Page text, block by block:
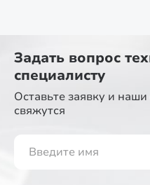
Задать вопрос
специалисту
Оставьте заявку и
свяжутся